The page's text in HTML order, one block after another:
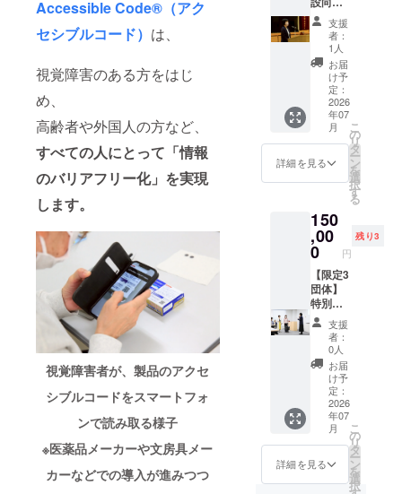
Accessible Code®（アク
セシブルコード） は、
視覚障害のある方をはじ
め、
高齢者や外国人の方など、
すべての人にとって「情報
のバリアフリー化」を実現
します。
視覚障害者が、製品のアクセ
シブルコードをスマートフォ
ンで読み取る様子
※医薬品メーカーや文房具メー
カーなどでの導入が進みつつ
理的配慮」
の提供が義
務化され、
さまざまな
業種でサー
ビスのあり
方を見直し
は、企業と
視覚障がい
者をつなぐ
ための「お
もてなし研
修」などを
行うこと
で、「いつ
見えなく
なっても怖
くない世
界」を作る
ことをゴー
ルにしてい
ます。
メッ
セージ
が重複
する可
能性が
ござい
ます。
※【完全
コンプ
リー
ト！点
字メッ
ト】も
ござい
ますの
で、ぜ
ひ合わ
せてご
覧くだ
さい。
あなた
の応援
が、“や
さしい
声か
け”を社
会に広
げる力
になり
ます。
じて、
安心し
て使え
る環境
づくり
をお手
伝いし
ます。
レッス
ン後に
講され
た方か
セージ
や、 実
施の様
とめた
レポー
トをお
届けし
ます。
あなた
の支援
が、 誰
かの
「でき
た！」
につな
援プラ
ンで
ら、や
さしく
丁寧に
解決へ
導きま
す。 ★
見える
からこ
そ伝え
られる
お困り
ごとの
覚障が
いの方
に体験
しても
らえた
ら嬉し
いで
す。★
事前ヒ
アリン
グをも
とに、
当日は
スムー
ズにご
相談い
ただけ
ます。
方にお
すすめ
です！
「全部
集めた
い！」
そんな
コンプ
リート
派の方
におす
者支援
にもつ
ながる
特別プ
ランで
す！
JBBの
視覚障
害ス
タッフ
が心を
込めて
制作し
た、“前
向きに
なれる
10種類
の点字
導入プ
ラン
（200枚
＋講演
付き）
やさし
い声掛
けリー
フレッ
ト（作
品Aまた
はB）を
200枚お
ます。
学校や
施設で
の配
布・教
材とし
てご活
用いた
だける
ほか、
希望者
には、
JBB代
表 佐藤
優子に
よる講
演を実
施いた
しま
す。 講
支援
者：
1人
お届
け予
定：
2026
年07
月
詳細を見る
こ
の
リ
タ
ー
ン
を
選
択
す
る
150
,00
0 円
残り3
【限定3
団体】
特別講
演・体
験セッ
ト（200
枚＋講
演＋当
事者ゲ
スト）
やさし
い声掛
けリー
フレッ
ト（作
品Aまた
支援
者：
0人
お届
け予
定：
2026
年07
月
詳細を見る
こ
の
リ
タ
ー
ン
を
選
択